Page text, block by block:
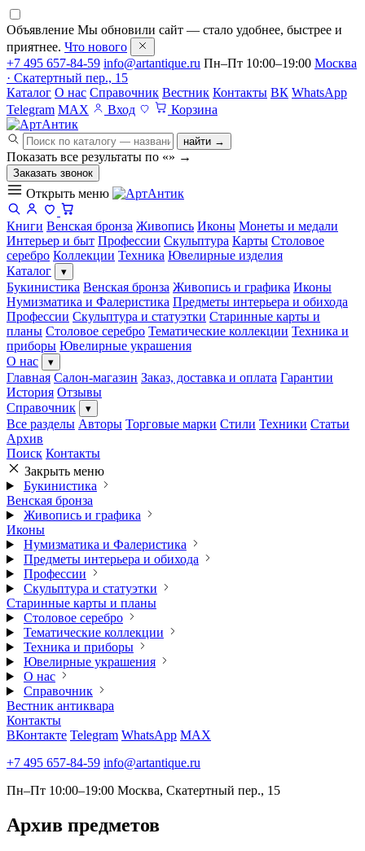
Объявление Мы обновили сайт — стало удобнее, быстрее и
приятнее. Что нового
+7 495 657-84-59 info@artantique.ru Пн–Пт 10:00–19:00 Москва
· Скатертный пер., 15
Каталог О нас Справочник Вестник Контакты ВК WhatsApp
Telegram MAX Вход Корзина
найти →
Показать все результаты по «» →
Заказать звонок
Открыть меню
Книги Венская бронза Живопись Иконы Монеты и медали
Интерьер и быт Профессии Скульптура Карты Столовое
серебро Коллекции Техника Ювелирные изделия
Каталог
▾
Букинистика Венская бронза Живопись и графика Иконы
Нумизматика и Фалеристика Предметы интерьера и обихода
Профессии Скульптура и статуэтки Старинные карты и
планы Столовое серебро Тематические коллекции Техника и
приборы Ювелирные украшения
О нас
▾
Главная Салон-магазин Заказ, доставка и оплата Гарантии
История Отзывы
Справочник
▾
Все разделы Авторы Торговые марки Стили Техники Статьи
Архив
Поиск Контакты
Закрыть меню
Букинистика
Венская бронза
Живопись и графика
Иконы
Нумизматика и Фалеристика
Предметы интерьера и обихода
Профессии
Скульптура и статуэтки
Старинные карты и планы
Столовое серебро
Тематические коллекции
Техника и приборы
Ювелирные украшения
О нас
Справочник
Вестник антиквара
Контакты
ВКонтакте Telegram WhatsApp MAX
+7 495 657-84-59 info@artantique.ru
Пн–Пт 10:00–19:00 Москва, Скатертный пер., 15
Архив предметов